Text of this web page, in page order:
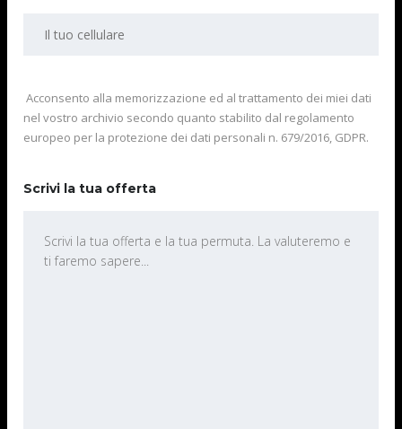
Acconsento alla memorizzazione ed al trattamento dei miei dati
nel vostro archivio secondo quanto stabilito dal regolamento
europeo per la protezione dei dati personali n. 679/2016, GDPR.
Scrivi la tua offerta